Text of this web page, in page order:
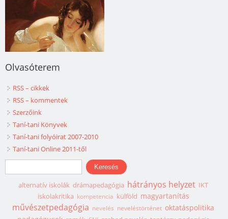
Olvasóterem
RSS – cikkek
RSS – kommentek
Szerzőink
Taní-tani Könyvek
Taní-tani folyóirat 2007-2010
Taní-tani Online 2011-től
Keresés űrlap
Keresés
alternatív iskolák drámapedagógia hátrányos helyzet IKT
iskolakritika kompetencia külföld magyartanítás
művészetpedagógia nevelés neveléstörténet oktatáspolitika